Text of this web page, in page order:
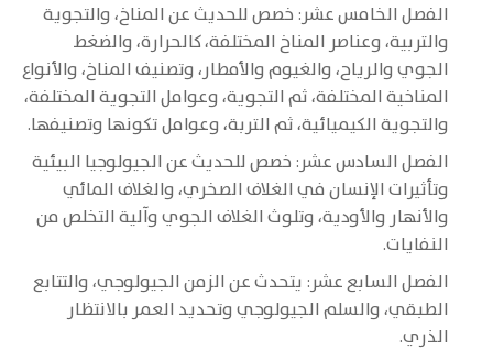
الفصل الخامس عشر: خصص للحديث عن المناخ، والتجوية
والتربية، وعناصر المناخ المختلفة، كالحرارة، والضغط
الجوي والرياح، والغيوم والأمطار، وتصنيف المناخ، والأنواع
المناخية المختلفة، ثم التجوية، وعوامل التجوية المختلفة،
والتجوية الكيميائية، ثم التربة، وعوامل تكونها وتصنيفها.
الفصل السادس عشر: خصص للحديث عن الجيولوجيا البيئية
وتأثيرات الإنسان في الغلاف الصخري، والغلاف المائي
والأنهار والأودية، وتلوث الغلاف الجوي وآلية التخلص من
النفايات.
الفصل السابع عشر: يتحدث عن الزمن الجيولوجي، والتتابع
الطبقي، والسلم الجيولوجي وتحديد العمر بالانتظار
الذري.